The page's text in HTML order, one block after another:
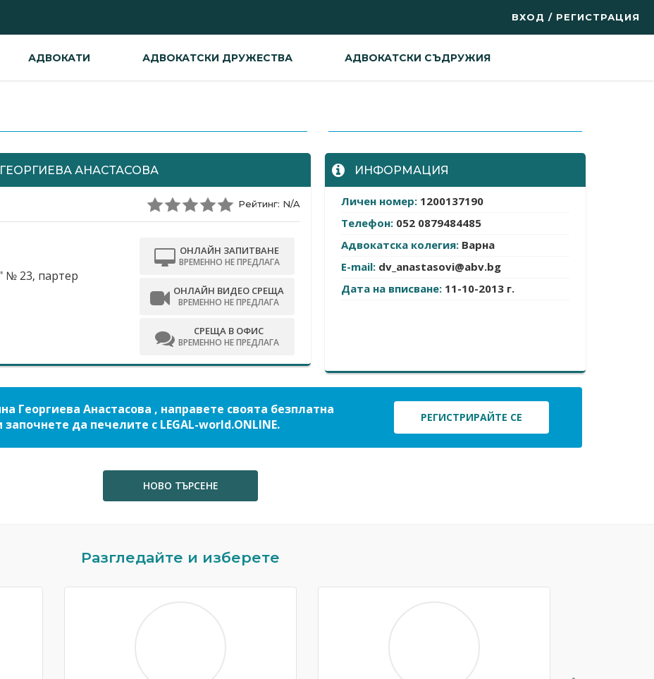
ВХОД / РЕГИСТРАЦИЯ
АДВОКАТИ АДВОКАТСКИ ДРУЖЕСТВА АДВОКАТСКИ СЪДРУЖИЯ
АНАСТАСОВА
Рейтинг: N/A
№ 23, партер
ОНЛАЙН ЗАПИТВАНЕ
ВРЕМЕННО НЕ ПРЕДЛАГА
ОНЛАЙН ВИДЕО СРЕЩА
ВРЕМЕННО НЕ ПРЕДЛАГА
СРЕЩА В ОФИС
ВРЕМЕННО НЕ ПРЕДЛАГА
ИНФОРМАЦИЯ
Личен номер: 1200137190
Телефон: 052 0879484485
Адвокатска колегия: Варна
E-mail: dv_anastasovi@abv.bg
Дата на вписване: 11-10-2013 г.
Георгиева Анастасова , направете своята безплатна
започнете да печелите с LEGAL-world.ONLINE.
РЕГИСТРИРАЙТЕ СЕ
НОВО ТЪРСЕНЕ
Разгледайте и изберете